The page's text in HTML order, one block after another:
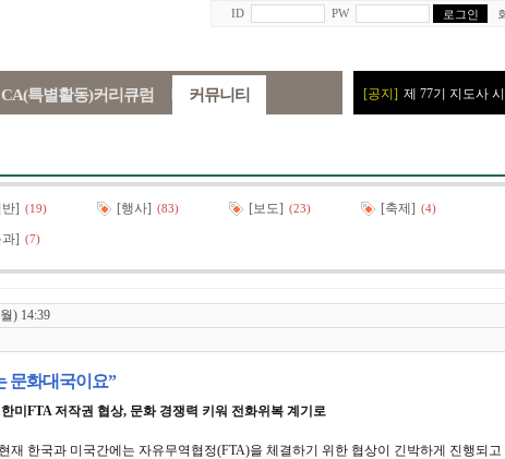
ID PW
CA(특별활동)커리큐럼 커뮤니티
] (19) [행사] (83) [보도] (23) [축제] (4)
] (7)
) 14:39
문화대국이요”
한미FTA 저작권 협상, 문화 경쟁력 키워 전화위복 계기로
현재 한국과 미국간에는 자유무역협정(FTA)을 체결하기 위한 협상이 긴박하게 진행되